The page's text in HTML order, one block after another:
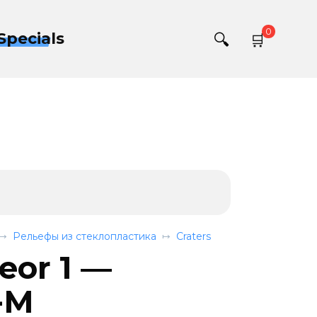
0
Рельефы из стеклопластика Craters
1 —